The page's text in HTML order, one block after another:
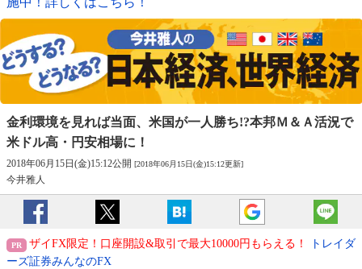
金利環境を見れば当面、米国が一人勝ち!?本邦Ｍ＆Ａ活況で
米ドル高・円安相場に！
2018年06月15日(金)15:12公開 [2018年06月15日(金)15:12更新]
今井雅人
ザイFX限定！口座開設&取引で最大10000円もらえる！
トレイダ
ーズ証券みんなのFX